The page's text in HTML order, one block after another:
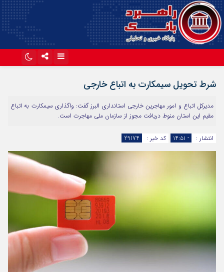
شرط تحویل سیمکارت به اتباع خارجی
مدیرکل اتباع و امور مهاجرین خارجی استانداری البرز گفت: واگذاری سیمکارت به اتباع
مقیم این استان منوط دریافت مجوز از سازمان ملی مهاجرت است.
انتشار : - ۱۴:۵۱ کد خبر : 29174